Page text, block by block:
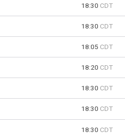
18:30 CDT
18:30 CDT
18:05 CDT
18:20 CDT
18:30 CDT
18:30 CDT
18:30 CDT